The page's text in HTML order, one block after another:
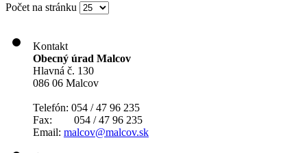
Počet na stránku
Kontakt
Obecný úrad Malcov
Hlavná č. 130
086 06 Malcov
Telefón: 054 / 47 96 235
Fax: 054 / 47 96 235
Email: malcov@malcov.sk